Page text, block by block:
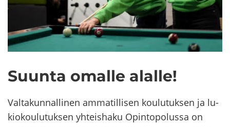
Suun­ta omal­le alal­le!
Val­ta­kun­nal­li­nen am­ma­til­li­sen kou­lu­tuk­sen ja lu­
kio­kou­lu­tuk­sen yh­teis­ha­ku Opin­to­po­lus­sa on